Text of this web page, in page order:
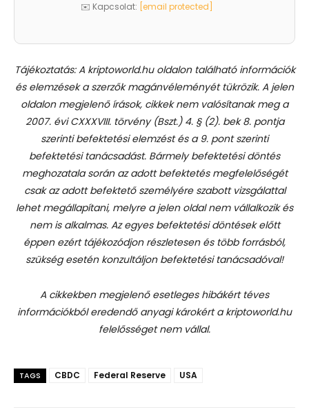
✉️ Kapcsolat:
[email protected]
Tájékoztatás: A kriptoworld.hu oldalon található információk
és elemzések a szerzők magánvéleményét tükrözik. A jelen
oldalon megjelenő írások, cikkek nem valósítanak meg a
2007. évi CXXXVIII. törvény (Bszt.) 4. § (2). bek 8. pontja
szerinti befektetési elemzést és a 9. pont szerinti
befektetési tanácsadást. Bármely befektetési döntés
meghozatala során az adott befektetés megfelelőségét
csak az adott befektető személyére szabott vizsgálattal
lehet megállapítani, melyre a jelen oldal nem vállalkozik és
nem is alkalmas. Az egyes befektetési döntések előtt
éppen ezért tájékozódjon részletesen és több forrásból,
szükség esetén konzultáljon befektetési tanácsadóval!
A cikkekben megjelenő esetleges hibákért téves
információkból eredendő anyagi károkért a kriptoworld.hu
felelősséget nem vállal.
TAGS CBDC Federal Reserve USA